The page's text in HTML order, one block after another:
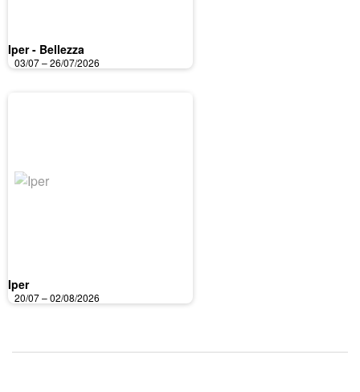
Iper - Bellezza
03/07 – 26/07/2026
Iper
20/07 – 02/08/2026